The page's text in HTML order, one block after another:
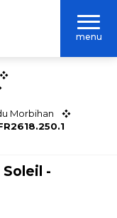
menu
Morbihan
-